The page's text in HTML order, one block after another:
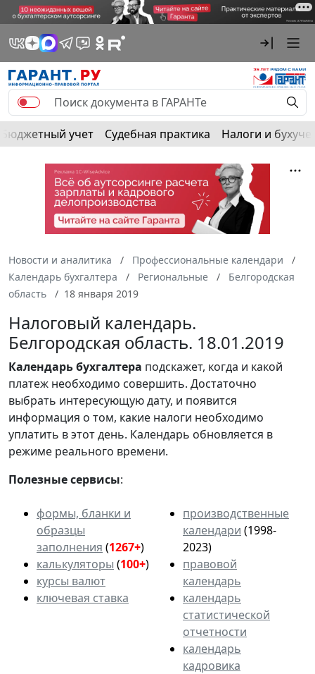
Бюджетный учет Судебная практика Налоги и
Новости и аналитика
Профессиональные календари
Календарь бухгалтера
Региональные
Белгородская
область
18 января 2019
Налоговый календарь.
Белгородская область. 18.01.2019
Календарьбухгалтера подскажет, когда и какой
платеж необходимо совершить. Достаточно
выбрать интересующую дату, и появится
информация о том, какие налоги необходимо
уплатить в этот день. Календарь обновляется в
режиме реального времени.
Полезные сервисы:
формы, бланки и
образцы
заполнения (1267+)
калькуляторы (100+)
курсы валют
ключевая ставка
производственные
календари (1998-
2023)
правовой
календарь
календарь
статистической
отчетности
календарь
кадровика